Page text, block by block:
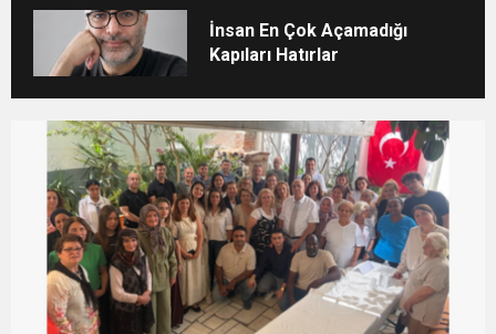
İnsan En Çok Açamadığı
Kapıları Hatırlar